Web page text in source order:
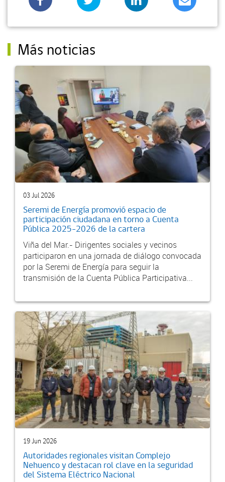
Más noticias
03 Jul 2026
Seremi de Energía promovió espacio de
participación ciudadana en torno a Cuenta
Pública 2025-2026 de la cartera
Viña del Mar.- Dirigentes sociales y vecinos
participaron en una jornada de diálogo convocada
por la Seremi de Energía para seguir la
transmisión de la Cuenta Pública Participativa...
19 Jun 2026
Autoridades regionales visitan Complejo
Nehuenco y destacan rol clave en la seguridad
del Sistema Eléctrico Nacional